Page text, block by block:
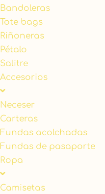
Bandoleras
Tote bags
Riñoneras
Pétalo
Salitre
Accesorios
Neceser
Carteras
Fundas acolchadas
Fundas de pasaporte
Ropa
Camisetas